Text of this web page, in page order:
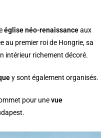
église néo-renaissanceaux
au premier roi de Hongrie, sa
intérieur richement décoré.
y sont également organisés.
pour unevue